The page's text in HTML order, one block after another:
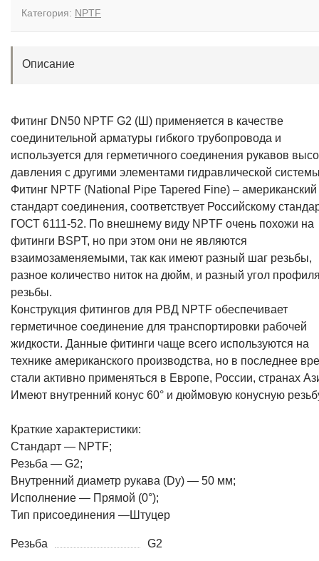
Категория: NPTF
Описание
Фитинг DN50 NPTF G2 (Ш) применяется в качестве
соединительной арматуры гибкого трубопровода и
используется для герметичного соединения рукавов
давления с другими элементами гидравлической
Фитинг NPTF (National Pipe Tapered Fine) – американский
стандарт соединения, соответствует Российскому
ГОСТ 6111-52. По внешнему виду NPTF очень похожи на
фитинги BSPT, но при этом они не являются
взаимозаменяемыми, так как имеют разный шаг резьбы,
разное количество ниток на дюйм, и разный угол
резьбы.
Конструкция фитингов для РВД NPTF обеспечивает
герметичное соединение для транспортировки рабочей
жидкости. Данные фитинги чаще всего используются на
технике американского производства, но в последнее
стали активно применяться в Европе, России, странах
Имеют внутренний конус 60° и дюймовую конусную
Краткие характеристики:
Стандарт — NPTF;
Резьба — G2;
Внутренний диаметр рукава (Dy) — 50 мм;
Исполнение — Прямой (0°);
Тип присоединения —Штуцер
Резьба
G2